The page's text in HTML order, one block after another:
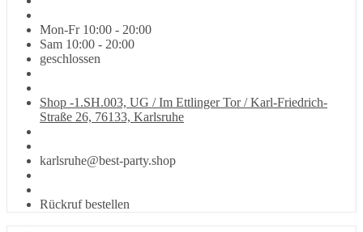
Mon-Fr 10:00 - 20:00
Sam 10:00 - 20:00
geschlossen
Shop -1.SH.003, UG / Im Ettlinger Tor / Karl-Friedrich-
Straße 26, 76133, Karlsruhe
karlsruhe@best-party.shop
Rückruf bestellen